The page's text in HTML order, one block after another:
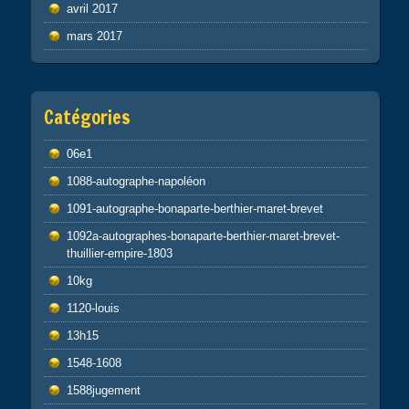
avril 2017
mars 2017
Catégories
06e1
1088-autographe-napoléon
1091-autographe-bonaparte-berthier-maret-brevet
1092a-autographes-bonaparte-berthier-maret-brevet-
thuillier-empire-1803
10kg
1120-louis
13h15
1548-1608
1588jugement